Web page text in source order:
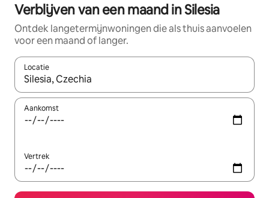
Verblijven van een maand in Silesia
Ontdek langetermijnwoningen die als thuis aanvoelen
voor een maand of langer.
Locatie
Wanneer er resultaten beschikbaar zijn, maak je een keuze
Aankomst
Vertrek